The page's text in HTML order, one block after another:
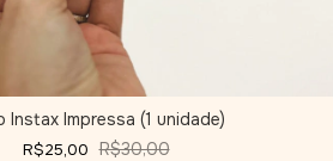
Instax Impressa (1 unidade)
R$25,00 R$30,00